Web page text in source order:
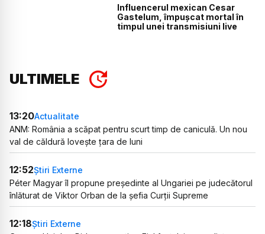
Influencerul mexican Cesar
Gastelum, împușcat mortal în
timpul unei transmisiuni live
ULTIMELE
13:20Actualitate
ANM: România a scăpat pentru scurt timp de caniculă. Un nou
val de căldură lovește țara de luni
12:52Știri Externe
Péter Magyar îl propune președinte al Ungariei pe judecătorul
înlăturat de Viktor Orban de la șefia Curții Supreme
12:18Știri Externe